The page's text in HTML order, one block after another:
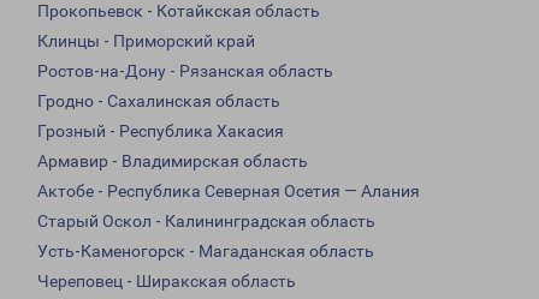
Прокопьевск - Котайкская область
Клинцы - Приморский край
Ростов-на-Дону - Рязанская область
Гродно - Сахалинская область
Грозный - Республика Хакасия
Армавир - Владимирская область
Актобе - Республика Северная Осетия — Алания
Старый Оскол - Калининградская область
Усть-Каменогорск - Магаданская область
Череповец - Ширакская область